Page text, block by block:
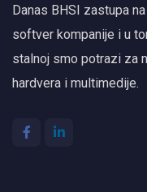
Danas BHSI zastupa
softver kompanije i u
stalnoj smo potrazi za
hardvera i multimedije.